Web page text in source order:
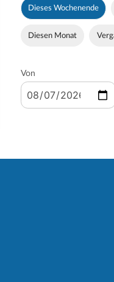
Dieses Wochenende
Diesen Monat
Von